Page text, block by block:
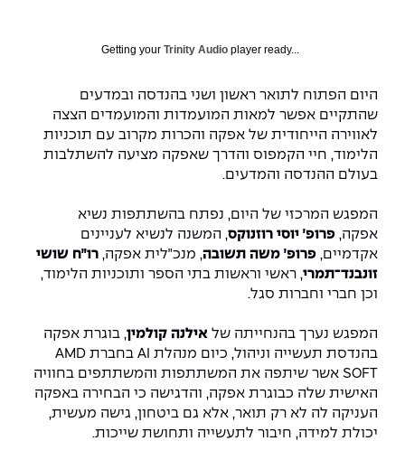
Getting your Trinity Audio player ready...
היום הפתוח לתואר ראשון ושני בהנדסה ובמדעים
שהתקיים אפשר למאות המועמדות והמועמדים הצצה
לאווירה הייחודית של אפקה והכרות מקרוב עם תוכניות
הלימוד, חיי הקמפוס והדרך שאפקה מציעה להשתלבות
בעולם ההנדסה והמדעים.
המפגש המרכזי של היום, נפתח בהשתתפות נשיא
אפקה, פרופ׳ יוסי רוזנוקס, המשנה לנשיא לעניינים
אקדמיים, פרופ׳ משה תשובה, מנכ״לית אפקה, רו״ח שושי
זונבנד־תמרי, ראשי וראשות בתי הספר ותוכניות הלימוד,
וכן חברי וחברות סגל.
המפגש נערך בהנחייתה של אילנה קולמין, בוגרת אפקה
בהנדסת תעשייה וניהול, כיום מנהלת AI בחברת AMD
SOFT אשר שיתפה את המשתתפות והמשתתפים בחוויה
האישית שלה כבוגרת אפקה, והדגישה כי הבחירה באפקה
העניקה לה לא רק תואר, אלא גם ביטחון, גישה מעשית,
יכולת למידה, חיבור לתעשייה ותחושת שייכות.
נהלים, תקנונים וחקיקה
הוגנות מגדרית
הצהרת נגישות
לעבוד באפקה
לוח שנה אקדמי
צור קשר
חדשות אפקה
כתבות
מדברים הנדסה (פודקאסט)
תואר שני בהנדסה
הנדסת אנרגיה והספק
הנדסה וניהול
הנדסת מערכות
הנדסה רפואית
מערכות תבוניות AI
יחידות לימוד אקדמיות
היחידה למתמטיקה
דקאנט הסטודנטים
מרכז קריירה
מעבדות
ספרייה
אגודת הסטודנטים
מעטפת תמיכה למשרתות ולמשרתים
מעטפת חוסן
אופק – מרכזים לפיתוח מיומנויות
מועדוני סטודנטים
מסלול ישיר לתואר ראשון
מידע למועמד תואר שני
הרשמה און ליין
שאלות ותשובות
מלגות ע״ב נתוני קבלה
תנאי קבלה - הנדסה
למה לעשות תואר שני באפקה?
קול קורא להצטרף למעבדת המוחות
המרכז לאנרגיה מתחדשת ובת קיימא
המרכז למחקר יישומי בעיבוד שפה וקול
המרכז להנדסת חומרים ותהליכים
מרכז ICSGen.AI
כנסים
כנסי פיתוח הון אנושי לאומי בהנדסה
כנס עיבוד דיבור
מדד הכישורים